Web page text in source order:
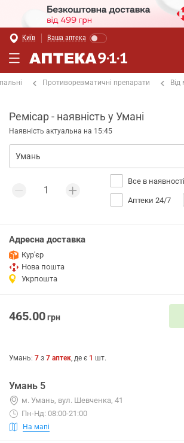
Київ Ваша аптека
Противоревматичні препарати
Ремісар - наявність у Умані
Наявність актуальна на 15:45
Все в наявності
Аптеки 24/7
Адресна доставка
Кур'єр
Нова пошта
Укрпошта
465.00грн
Умань: 7 з 7 аптек, де є 1 шт.
Умань 5
м. Умань, вул. Шевченка, 41
Пн-Нд: 08:00-21:00
На мапі